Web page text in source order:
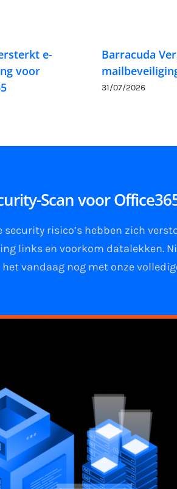
e-
voor
Barracuda
31/07/2026
Scan voor
security risico’s hebben zich
linksen voorkom datalekken.
vandaag nog met onze